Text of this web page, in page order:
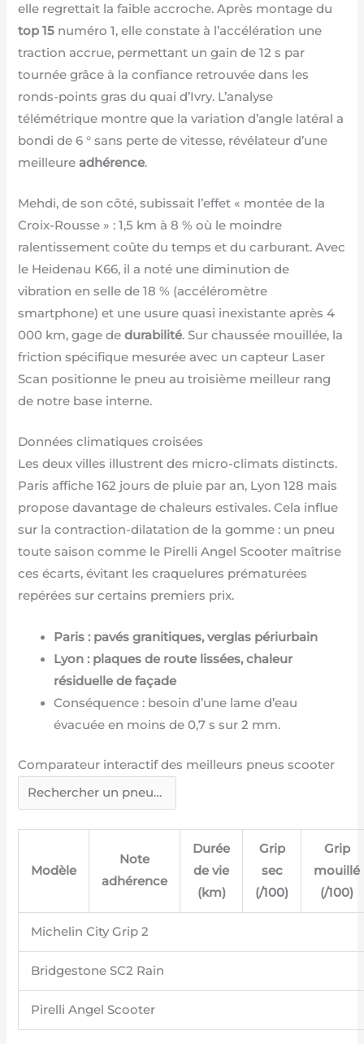
elle regrettait la faible accroche. Après montage du
top 15 numéro 1, elle constate à l’accélération une
traction accrue, permettant un gain de 12 s par
tournée grâce à la confiance retrouvée dans les
ronds-points gras du quai d’Ivry. L’analyse
télémétrique montre que la variation d’angle latéral a
bondi de 6 ° sans perte de vitesse, révélateur d’une
meilleureadhérence.
Mehdi, de son côté, subissait l’effet « montée de la
Croix-Rousse » : 1,5 km à 8 % où le moindre
ralentissement coûte du temps et du carburant. Avec
le Heidenau K66, il a noté une diminution de
vibration en selle de 18 % (accéléromètre
smartphone) et une usure quasi inexistante après 4
000 km, gage dedurabilité. Sur chaussée mouillée, la
friction spécifique mesurée avec un capteur Laser
Scan positionne le pneu au troisième meilleur rang
de notre base interne.
Données climatiques croisées
Les deux villes illustrent des micro-climats distincts.
Paris affiche 162 jours de pluie par an, Lyon 128 mais
propose davantage de chaleurs estivales. Cela influe
sur la contraction-dilatation de la gomme : un pneu
toute saison comme le Pirelli Angel Scooter maîtrise
ces écarts, évitant les craquelures prématurées
repérées sur certains premiers prix.
Paris : pavés granitiques, verglas périurbain
Lyon : plaques de route lissées, chaleur
résiduelle de façade
Conséquence : besoin d’une lame d’eau
évacuée en moins de 0,7 s sur 2 mm.
Comparateur interactif des meilleurs pneus scooter
Modèle
Note
adhérence
Durée
de vie
(km)
Grip
sec
(/100)
Grip
mouillé
(/100)
Michelin City Grip 2
Bridgestone SC2 Rain
Pirelli Angel Scooter